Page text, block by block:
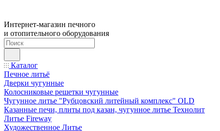
Интернет-магазин печного
и отопительного оборудования
Каталог
Печное литьё
Дверки чугунные
Колосниковые решетки чугунные
Чугунное литье "Рубцовский литейный комплекс" OLD
Казанные печи, плиты под казан, чугунное литье Технолит
Литье Fireway
Художественное Литье